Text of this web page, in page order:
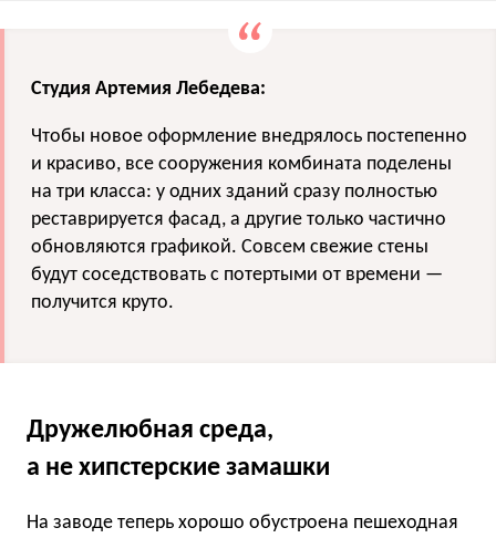
Студия Артемия Лебедева:
Чтобы новое оформление внедрялось постепенно
и красиво, все сооружения комбината поделены
на три класса: у одних зданий сразу полностью
реставрируется фасад, а другие только частично
обновляются графикой. Совсем свежие стены
будут соседствовать с потертыми от времени —
получится круто.
Дружелюбная среда,
а не хипстерские замашки
На заводе теперь хорошо обустроена пешеходная